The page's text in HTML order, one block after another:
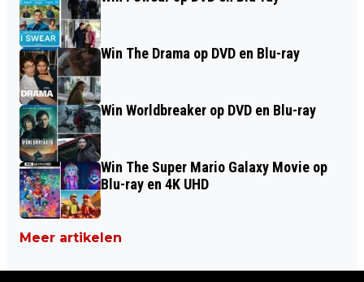
Win The Drama op DVD en Blu-ray
Win Worldbreaker op DVD en Blu-ray
Win The Super Mario Galaxy Movie op
Blu-ray en 4K UHD
Meer artikelen